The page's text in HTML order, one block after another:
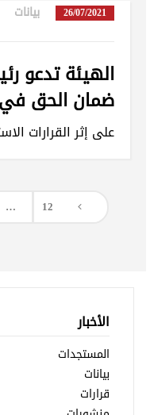
26/07/2021 بيانات
الهيئة تدعو
ضمان الحق في
على إثر القرارات
… 12
الأخبار
المستجدات
بيانات
قرارات